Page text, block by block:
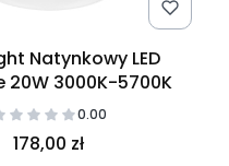
Natynkowy LED
20W 3000K-5700K
0.00
178,00 zł